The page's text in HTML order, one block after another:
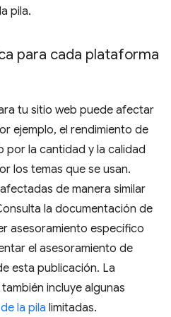
pila.
para cada plataforma
tu sitio web puede afectar
ejemplo, el rendimiento de
por la cantidad y la calidad
los temas que se usan.
de manera similar
la documentación de
asesoramiento específico
el asesoramiento de
esta publicación. La
incluye algunas
la pila limitadas.